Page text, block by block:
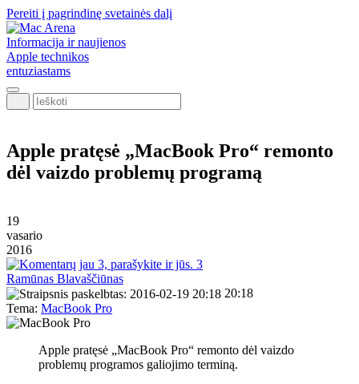
Pereiti į pagrindinę svetainės dalį
Informacija ir naujienos
Apple technikos
entuziastams
Ieškoti
Apple pratęsė „MacBook Pro“ remonto
dėl vaizdo problemų programą
19
vasario
2016
3
Ramūnas Blavaščiūnas
20:18
Tema: MacBook Pro
Apple pratęsė „MacBook Pro“ remonto dėl vaizdo
problemų programos galiojimo terminą.